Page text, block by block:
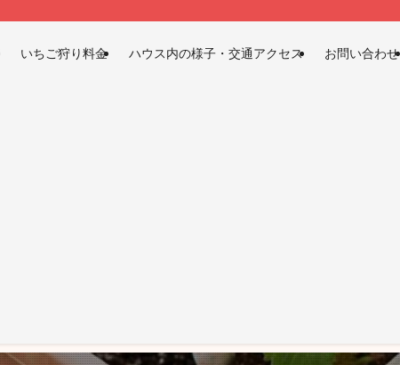
いちご狩り料金 ハウス内の様子・交通アクセス お問い合わせ